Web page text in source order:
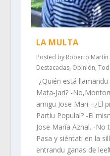
LA MULTA
Posted by Roberto
Destacadas, Opinión,
-¿Quién está
Mata-Jari? -
amigu Jose Mari. -¿El
Partíu Populal? -El
Jose María Aznal. -No
Pasa y siéntati en la
entrandu ganas de